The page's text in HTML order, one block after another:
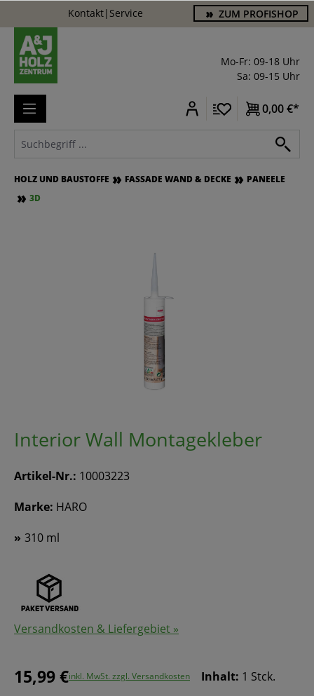
Kontakt| Service ZUM PROFISHOP
Mo-Fr: 09-18 Uhr
Sa: 09-15 Uhr
0,00 €*
HOLZ UND BAUSTOFFE FASSADE WAND & DECKE
PANEELE
3D
Interior Wall Montagekleber
Artikel-Nr.: 10003223
Marke: HARO
310 ml
Versandkosten & Liefergebiet »
15,99 €inkl. MwSt. zzgl. Versandkosten Inhalt: 1 Stck.